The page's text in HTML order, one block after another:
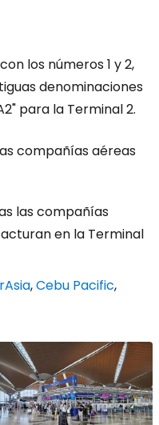
los números 1 y 2,
denominaciones
para la Terminal 2.
compañías aéreas
las compañías
en la Terminal
,Cebu Pacific,